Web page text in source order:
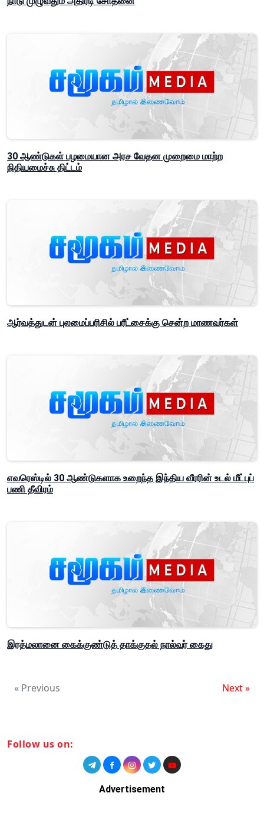
30 ஆண்டுகள் பழமையான அரச வேதன முறைமை மாற்ற
நிதியமைச்சு திட்டம்
ஆர்வத்துடன் புலமைப்பரிசில் பரீட்சைக்கு சென்ற மாணவர்கள்
எவரெஸ்டில் 30 ஆண்டுகளாக உறைந்த இந்திய வீரரின் உடல் மீட்புப்
பணி தீவிரம்
இரத்மலானை கைக்குண்டுத் தாக்குதல் நால்வர் கைது
« Previous Next »
Follow us on:
Advertisement